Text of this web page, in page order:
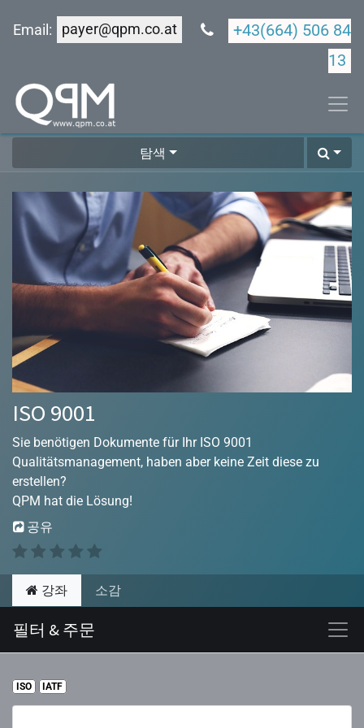
Email: payer@qpm.co.at
+43(664) 506 84
13
탐색
ISO 9001
Sie benötigen Dokumente für Ihr ISO 9001
Qualitätsmanagement, haben aber keine Zeit diese zu
erstellen?
QPM hat die Lösung!
공유
강좌 소감
필터 & 주문
ISO IATF